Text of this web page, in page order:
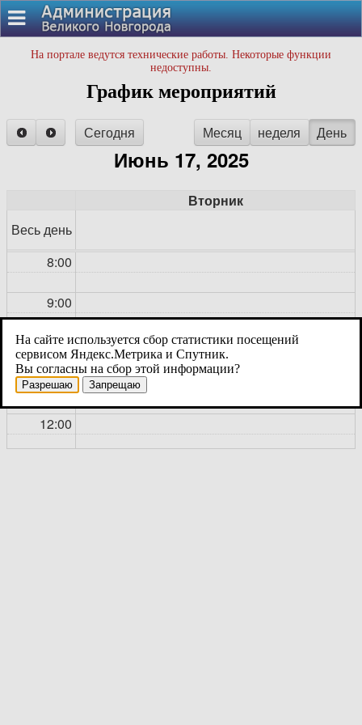
На портале ведутся технические работы. Некоторые функции
недоступны.
График мероприятий
Сегодня Месяц неделя День
Июнь 17, 2025
Вторник
Весь день
8:00
9:00
10:00
11:00
12:00
10:00 - 11:20
Протокольное совещание
На сайте используется сбор статистики посещений
сервисом Яндекс.Метрика и Спутник.
Вы согласны на сбор этой информации?
Разрешаю Запрещаю